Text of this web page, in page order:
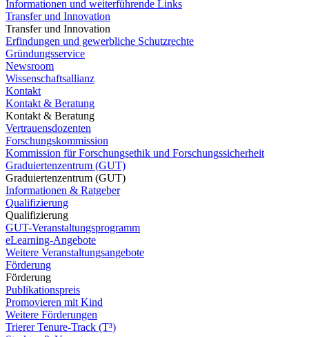
Informationen und weiterführende Links
Transfer und Innovation
Transfer und Innovation
Erfindungen und gewerbliche Schutzrechte
Gründungsservice
Newsroom
Wissenschaftsallianz
Kontakt
Kontakt & Beratung
Kontakt & Beratung
Vertrauensdozenten
Forschungskommission
Kommission für Forschungsethik und Forschungssicherheit
Graduiertenzentrum (GUT)
Graduiertenzentrum (GUT)
Informationen & Ratgeber
Qualifizierung
Qualifizierung
GUT-Veranstaltungsprogramm
eLearning-Angebote
Weitere Veranstaltungsangebote
Förderung
Förderung
Publikationspreis
Promovieren mit Kind
Weitere Förderungen
Trierer Tenure-Track (T³)